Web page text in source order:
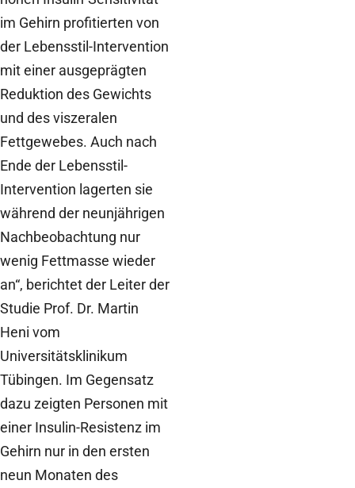
im Gehirn profitierten von
der Lebensstil-Intervention
mit einer ausgeprägten
Reduktion des Gewichts
und des viszeralen
Fettgewebes. Auch nach
Ende der Lebensstil-
Intervention lagerten sie
während der neunjährigen
Nachbeobachtung nur
wenig Fettmasse wieder
an“, berichtet der Leiter der
Studie Prof. Dr. Martin
Heni vom
Universitätsklinikum
Tübingen. Im Gegensatz
dazu zeigten Personen mit
einer Insulin-Resistenz im
Gehirn nur in den ersten
neun Monaten des